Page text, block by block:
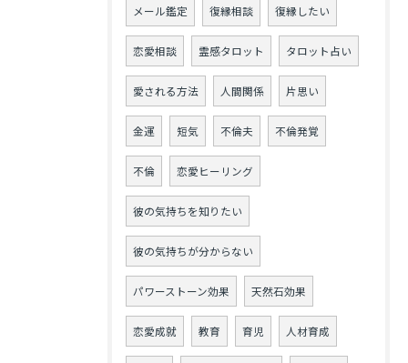
メール鑑定 復縁相談 復縁したい
恋愛相談 霊感タロット タロット占い
愛される方法 人間関係 片思い
金運 短気 不倫夫 不倫発覚
不倫 恋愛ヒーリング
彼の気持ちを知りたい
彼の気持ちが分からない
パワーストーン効果 天然石効果
恋愛成就 教育 育児 人材育成